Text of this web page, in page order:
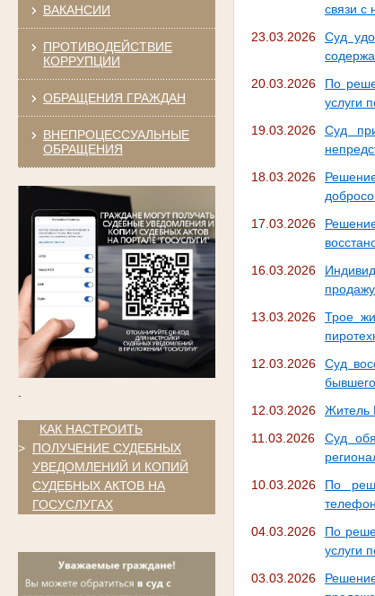
ВАКАНСИИ
ПРОТИВОДЕЙСТВИЕ
КОРРУПЦИИ
ОБРАЩЕНИЯ ГРАЖДАН
ВНЕПРОЦЕССУАЛЬНЫЕ
ОБРАЩЕНИЯ
>
КАК НАСТРОИТЬ
ПОЛУЧЕНИЕ СУДЕБНЫХ
УВЕДОМЛЕНИЙ И КОПИЙ
СУДЕБНЫХ АКТОВ НА
ГОСУСЛУГАХ
связи с
23.03.2026
Суд
20.03.2026
По
услуги
19.03.2026
Суд
18.03.2026
17.03.2026
16.03.2026
13.03.2026
Трое
12.03.2026
Суд
12.03.2026
Житель
11.03.2026
Суд
10.03.2026
По
04.03.2026
По
услуги
03.03.2026